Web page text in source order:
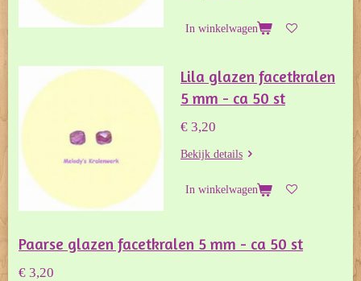
In winkelwagen
Lila glazen facetkralen
5 mm - ca 50 st
€ 3,20
Bekijk details
In winkelwagen
Paarse glazen facetkralen 5 mm - ca 50 st
€ 3,20